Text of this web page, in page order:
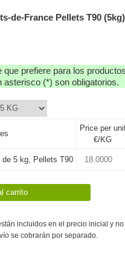
de-France Pellets T90 (5kg)
prefiere para los
(*) son obligatorios.
Price per
€/KG
5 kg, Pellets T90
incluidos en el precio inicial y
se cobrarán por separado.